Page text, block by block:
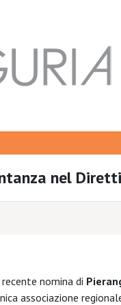
nel
recente nomina di
associazione